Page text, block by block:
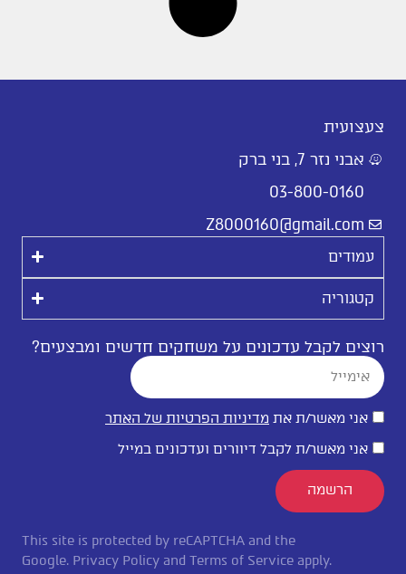
צעצועית
אבני נזר 7, בני ברק
03-800-0160
Z8000160@gmail.com
עמודים
קטגוריה
רוצים לקבל עדכונים על משחקים חדשים ומבצעים?
אני מאשר/ת את מדיניות הפרטיות של האתר
אני מאשר/ת לקבל דיוורים ועדכונים במייל
הרשמה
This site is protected by reCAPTCHA and the
Google. Privacy Policy and Terms of Service apply.